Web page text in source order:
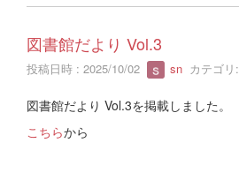
図書館だより Vol.3
投稿日時 : 2025/10/02 sn カテゴリ:
図書館だより Vol.3を掲載しました。
こちらから